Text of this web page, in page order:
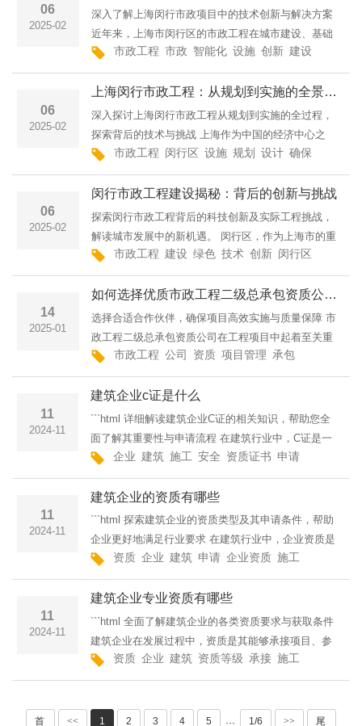
06
2025-02
深入了解上海闵行市政项目中的技术创新与解决方案
近年来，上海市闵行区的市政工程在城市建设、基础
设施提升方面取得了显著的突破。作为上海市的一个
重要城区，闵行不仅注重城市功能的完善，更在工程
项目中积极
市政工程 市政 智能化 设施 创新 建设
06
2025-02
上海闵行市政工程：从规划到实施的全景解读
深入探讨上海闵行市政工程从规划到实施的全过程，
探索背后的技术与挑战 上海作为中国的经济中心之
一，市政工程的建设和发展扮演着至关重要的角色。
作为上海的一个重要行政区，闵行区的市政工程发展
尤为突出
市政工程 闵行区 设施 规划 设计 确保
06
2025-02
闵行市政工程建设揭秘：背后的创新与挑战
探索闵行市政工程背后的科技创新及实际工程挑战，
解读城市发展中的新机遇。 闵行区，作为上海市的重
要区域之一，近年来在市政工程建设方面取得了显著
进展。随着城市化进程的加快，闵行市政工程不仅承
担着交
市政工程 建设 绿色 技术 创新 闵行区
14
2025-01
如何选择优质市政工程二级总承包资质公司进行合作？
选择合适合作伙伴，确保项目高效实施与质量保障 市
政工程二级总承包资质公司在工程项目中起着至关重
要的作用，特别是在复杂和规模较大的市政建设项目
中，选择一个具备实力和信誉的承包商至关重要。为
了确保合作
市政工程 公司 资质 项目管理 承包
11
2024-11
建筑企业c证是什么
```html 详细解读建筑企业C证的相关知识，帮助您全
面了解其重要性与申请流程 在建筑行业中，C证是一
个具有重要意义的证书，尤其对于那些参与建筑施工
的企业来说。C证不仅是企业资质的重要组成部分，
企业 建筑 施工 安全 资质证书 申请
11
2024-11
建筑企业的资质有哪些
```html 探索建筑企业的资质类型及其申请条件，帮助
企业更好地满足行业要求 在建筑行业中，企业资质是
衡量一家建筑公司实力的重要标准。通过获得相关资
质，建筑企业能够更好地承接各类项目，确保工程质
资质 企业 建筑 申请 企业资质 施工
11
2024-11
建筑企业专业资质有哪些
```html 全面了解建筑企业的各类资质要求与获取条件
建筑企业在发展过程中，资质是其能够承接项目、参
与竞争的必要条件。资质证书不仅是企业资历的重要
证明，也是其参与市场竞争的基础。本文将详细介绍
资质 企业 建筑 资质等级 承接 施工
首
<< 1 2 3 4 5 ··· 1/6 >>
尾